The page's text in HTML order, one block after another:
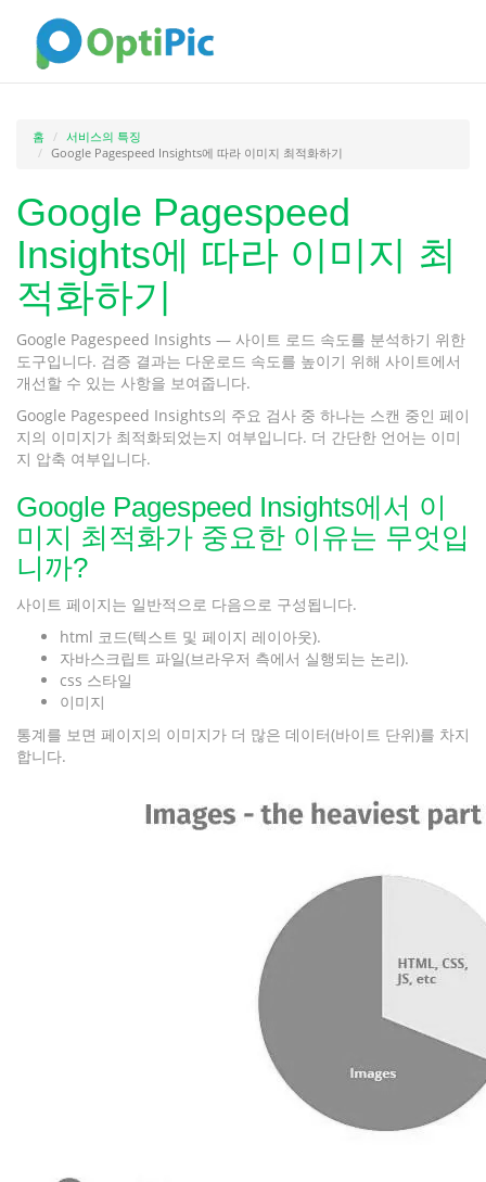
홈
서비스의 특징
Google Pagespeed Insights에 따라 이미지 최적화하기
Google Pagespeed
Insights에 따라 이미지 최
적화하기
Google Pagespeed Insights — 사이트 로드 속도를 분석하기 위한
도구입니다. 검증 결과는 다운로드 속도를 높이기 위해 사이트에서
개선할 수 있는 사항을 보여줍니다.
Google Pagespeed Insights의 주요 검사 중 하나는 스캔 중인 페이
지의 이미지가 최적화되었는지 여부입니다. 더 간단한 언어는 이미
지 압축 여부입니다.
Google Pagespeed Insights에서 이
미지 최적화가 중요한 이유는 무엇입
니까?
사이트 페이지는 일반적으로 다음으로 구성됩니다.
html 코드(텍스트 및 페이지 레이아웃).
자바스크립트 파일(브라우저 측에서 실행되는 논리).
css 스타일
이미지
통계를 보면 페이지의 이미지가 더 많은 데이터(바이트 단위)를 차지
합니다.